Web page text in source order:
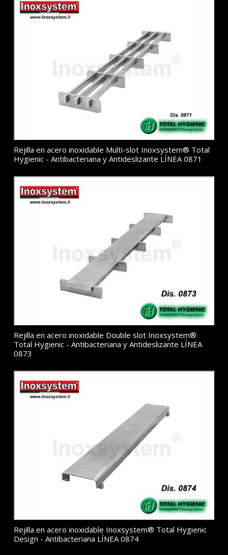
Rejilla en acero inoxidable Multi-slot Inoxsystem® Total
Hygienic - Antibacteriana y Antideslizante LÍNEA 0871
Rejilla en acero inoxidable Double slot Inoxsystem®
Total Hygienic - Antibacteriana y Antideslizante LÍNEA
0873
Rejilla en acero inoxidable Inoxsystem® Total Hygienic
Design - Antibacteriana LÍNEA 0874